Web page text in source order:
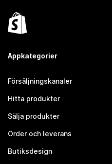
Appkategorier
Försäljningskanaler
Hitta produkter
Sälja produkter
Order och leverans
Butiksdesign